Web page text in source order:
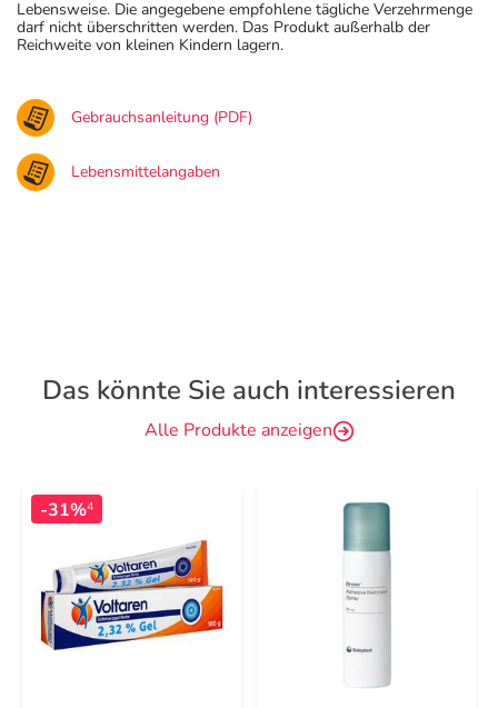
Lebensweise. Die angegebene empfohlene tägliche Verzehrmenge
darf nicht überschritten werden. Das Produkt außerhalb der
Reichweite von kleinen Kindern lagern.
Gebrauchsanleitung (PDF)
Lebensmittelangaben
Das könnte Sie auch interessieren
Alle Produkte anzeigen
-31%4